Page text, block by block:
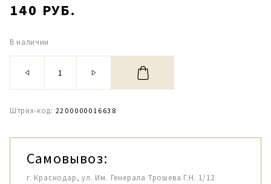
140 РУБ.
В наличии
Штрих-код: 2200000016638
Самовывоз:
г. Краснодар, ул. Им. Генерала Трошева Г.Н. 1/12